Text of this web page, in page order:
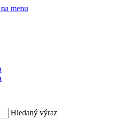
menu
Hledaný výraz